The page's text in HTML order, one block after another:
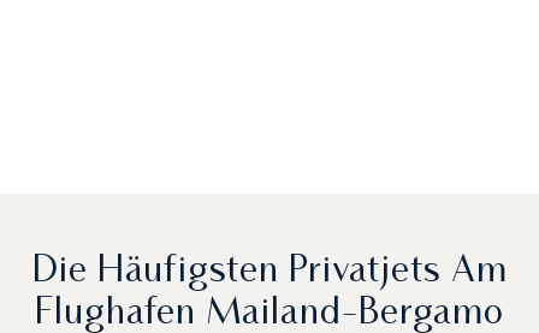
Die Häufigsten Privatjets Am
Flughafen Mailand-Bergamo